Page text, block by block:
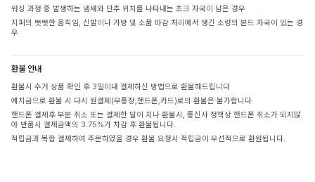
워싱 과정 중 발생하는 냄새와 단추 위치를 나타내는 초크 자국이 남은 경우
지퍼의 뻣뻣한 움직임, 신발이나 가방 및 소품 마감 처리에서 생긴 소량의 본드 자국이 있는 경
우
환불 안내
환불시 수거 상품 확인 후 3일이내 결제하신 방법으로 환불해드립니다
예치금으로 환불 시 다시 원결제(무통장,핸드폰,카드)로의 환불은 불가합니다.
핸드폰 결제후 부분 취소 또는 결제한 달이 지나 환불시, 통신사 정책상 핸드폰 취소가 되지않
아 반품시 결제금액의 3.75%가 차감 후 환불됩니다.
적립금과 복합 결제하여 주문하였을 경우 환불 요청시 적립금이 우선적으로 환원됩니다.